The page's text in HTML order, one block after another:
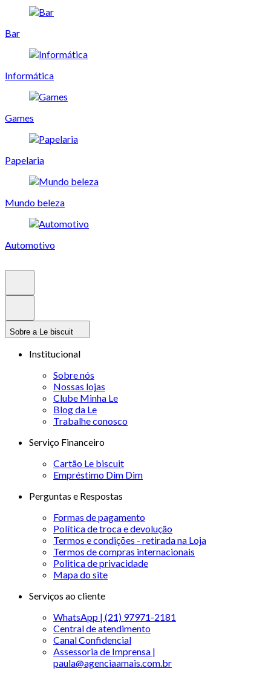
Bar
Informática
Games
Papelaria
Mundo beleza
Automotivo
Sobre a Le biscuit
Institucional
Sobre nós
Nossas lojas
Clube Minha Le
Blog da Le
Trabalhe conosco
Serviço Financeiro
Cartão Le biscuit
Empréstimo Dim Dim
Perguntas e Respostas
Formas de pagamento
Política de troca e devolução
Termos e condições - retirada na Loja
Termos de compras internacionais
Politica de privacidade
Mapa do site
Serviços ao cliente
WhatsApp | (21) 97971-2181
Central de atendimento
Canal Confidencial
Assessoria de Imprensa |
paula@agenciaamais.com.br